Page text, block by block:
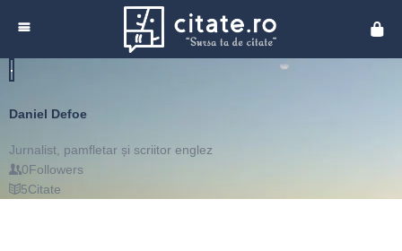
Daniel Defoe
Jurnalist, pamfletar și scriitor englez
0Followers
5Citate